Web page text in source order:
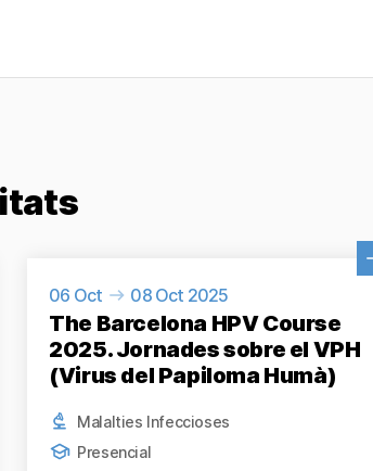
06 Oct
08 Oct 2025
The Barcelona HPV Course
2025. Jornades sobre el VPH
(Virus del Papiloma Humà)
Malalties Infeccioses
Presencial